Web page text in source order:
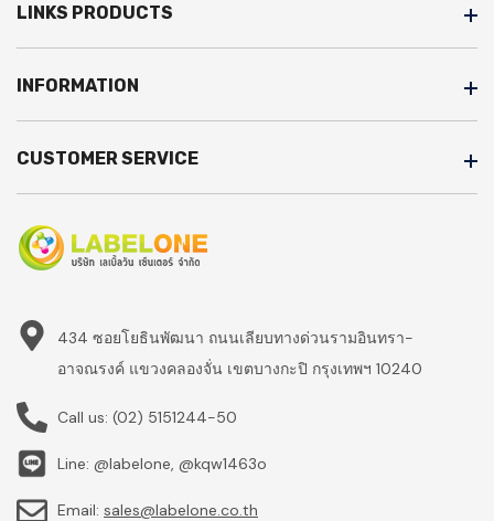
LINKS PRODUCTS
INFORMATION
CUSTOMER SERVICE
434 ซอยโยธินพัฒนา ถนนเลียบทางด่วนรามอินทรา-
อาจณรงค์ แขวงคลองจั่น เขตบางกะปิ กรุงเทพฯ 10240
Call us: (02) 5151244-50
Line: @labelone, @kqw1463o
Email: sales@labelone.co.th